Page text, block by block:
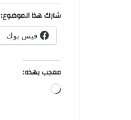
شارك هذا الموضوع:
فيس بوك
معجب بهذه:
جاري